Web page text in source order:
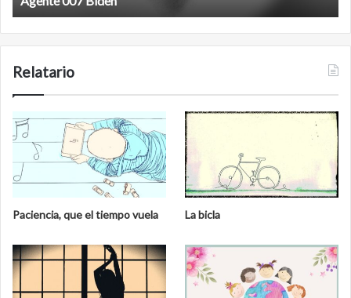
Relatario
Paciencia, que el tiempo vuela La bicla